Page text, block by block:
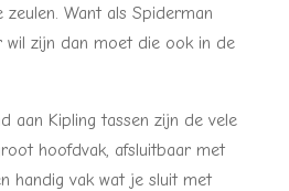
Want als Spiderman
wil zijn dan moet die ook in de
aan Kipling tassen zijn de vele
hoofdvak, afsluitbaar met
handig vak wat je sluit met